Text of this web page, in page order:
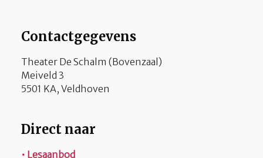
Contactgegevens
Theater De Schalm (Bovenzaal)
Meiveld 3
5501 KA, Veldhoven
Direct naar
• Lesaanbod